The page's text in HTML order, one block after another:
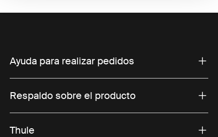
Ayuda para realizar pedidos
Respaldo sobre el producto
Thule